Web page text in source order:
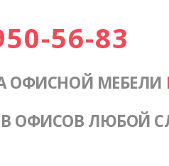
56-83
ОФИСНОЙ МЕБЕЛИ
ОФИСОВ ЛЮБОЙ